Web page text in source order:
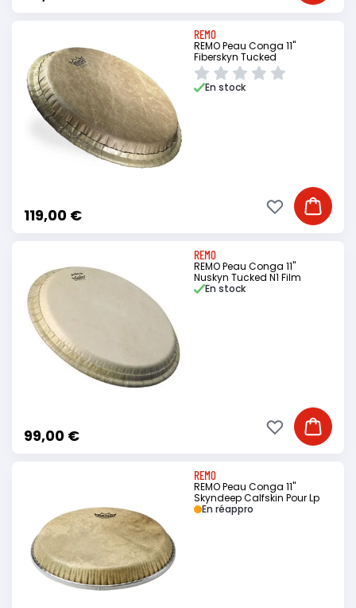
REMO
REMO Peau Conga 11"
Fiberskyn Tucked
119,00 €
En stock
Ajouter
Ajouter à ma
REMO
REMO Peau Conga 11"
Nuskyn Tucked N1 Film
99,00 €
En stock
Ajouter
Ajouter à ma
REMO
REMO Peau Conga 11"
Skyndeep Calfskin Pour Lp
En réappro